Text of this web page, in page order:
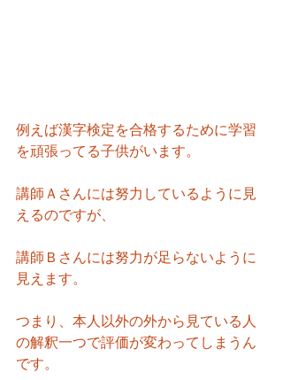
例えば漢字検定を合格するために学習
を頑張ってる子供がいます。
講師Ａさんには努力しているように見
えるのですが、
講師Ｂさんには努力が足らないように
見えます。
つまり、本人以外の外から見ている人
の解釈一つで評価が変わってしまうん
です。